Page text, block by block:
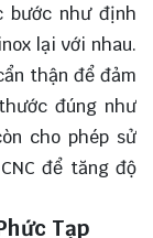
bước như định
lại với nhau.
thận để đảm
đúng như
cho phép sử
để tăng độ
Tạp